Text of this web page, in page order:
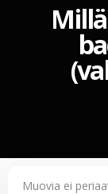
Muovia ei